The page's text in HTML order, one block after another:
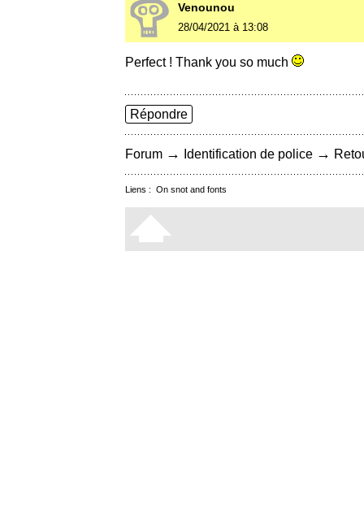
Venounou
28/04/2021 à 13:08
Perfect ! Thank you so much
Répondre
Forum → Identification de police →
Liens : On snot and fonts